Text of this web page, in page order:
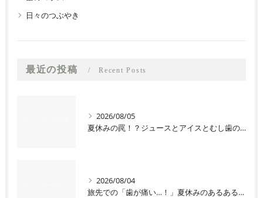
日々のつぶやき
最近の投稿 Recent Posts
2026/08/05
夏休みの罠！？ジュースとアイスとむし歯の関係
2026/08/04
旅先での「歯が痛い…！」夏休みのあるあるトラブル